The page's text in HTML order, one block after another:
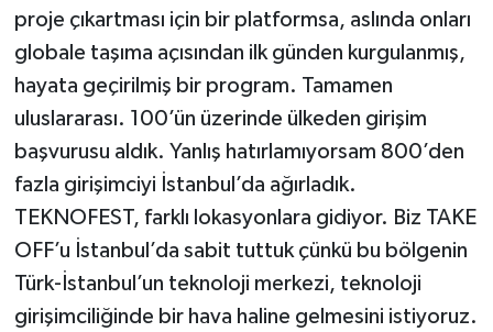
proje çıkartması için bir platformsa, aslında onları
globale taşıma açısından ilk günden kurgulanmış,
hayata geçirilmiş bir program. Tamamen
uluslararası. 100’ün üzerinde ülkeden girişim
başvurusu aldık. Yanlış hatırlamıyorsam 800’den
fazla girişimciyi İstanbul’da ağırladık.
TEKNOFEST, farklı lokasyonlara gidiyor. Biz TAKE
OFF’u İstanbul’da sabit tuttuk çünkü bu bölgenin
Türk-İstanbul’un teknoloji merkezi, teknoloji
girişimciliğinde bir hava haline gelmesini istiyoruz.